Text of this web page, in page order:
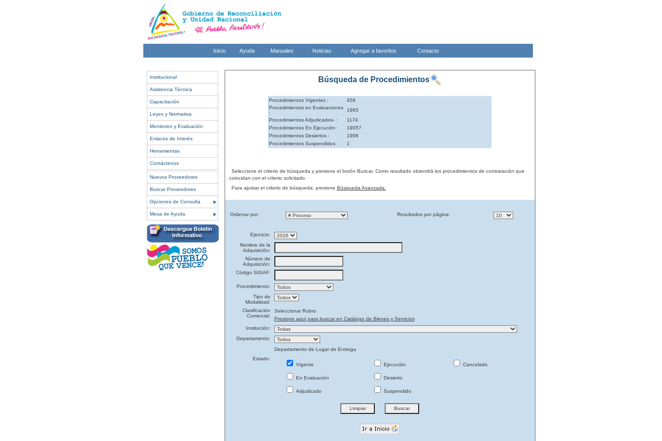
Inicio Ayuda Manuales Noticias Agregar a favoritos Contacto
Institucional
Asistencia Técnica
Capacitación
Leyes y Normativa
Monitoreo y Evaluación
Enlaces de Interés
Herramientas
Contáctenos
Nuevos Proveedores
Buscar Proveedores
Opciones de Consulta
Mesa de Ayuda
Búsqueda de Procedimientos
Procedimientos Vigentes :
456
Procedimientos en Evaluaciones
:
1965
Procedimientos Adjudicados- :
1174
Procedimientos En Ejecución :
19057
Procedimientos Desiertos :
1906
Procedimientos Suspendidos :
1
Seleccione el criterio de búsqueda y presione el botón Buscar. Como resultado obtendrá los procedimientos de contratación que
coincidan con el criterio solicitado.
Para ajustar el criterio de búsqueda, presione Búsqueda Avanzada.
Ordenar por: Resultados por página:
Ejercicio:
Nombre de la
Adquisición:
Número de
Adquisición:
Código SIGAF:
Procedimiento:
Tipo de
Modalidad:
Clasificación
Comercial:
Seleccionar Rubro
Presione aquí para buscar en Catálogo de Bienes y Servicios
Institución:
Departamento:
Departamento de Lugar de Entrega
Estado:
Vigente
Ejecución Cancelado
En Evaluación Desierto
Adjudicado Suspendido